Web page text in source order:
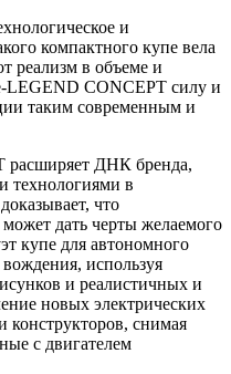
и
компактного купе вела
реализм в объеме и
LEGEND CONCEPT силу и
таким современным и
расширяет ДНК бренда,
технологиями в
что
дать черты желаемого
купе для автономного
используя
и реалистичных и
новых электрических
конструкторов, снимая
с двигателем